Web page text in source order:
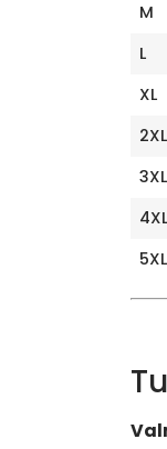
M
L
XL
2XL
3XL
4XL
5XL